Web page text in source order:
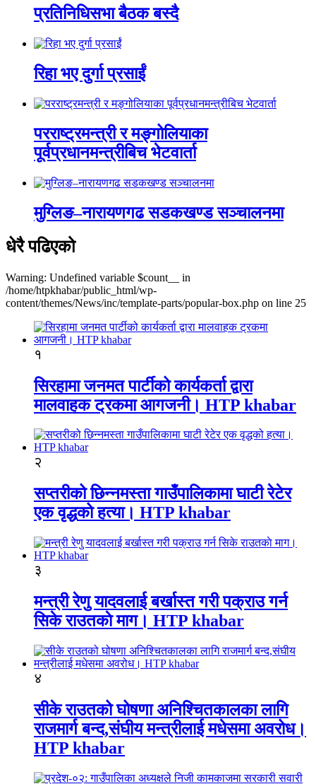
प्रतिनिधिसभा बैठक बस्दै
रिहा भए दुर्गा प्रसाईं
परराष्ट्रमन्त्री र मङ्गोलियाका
पूर्वप्रधानमन्त्रीबिच भेटवार्ता
मुग्लिङ–नारायणगढ सडकखण्ड सञ्चालनमा
धेरै पढिएको
Warning: Undefined variable $count__ in
/home/htpkhabar/public_html/wp-
content/themes/News/inc/template-parts/popular-box.php on line 25
१
सिरहामा जनमत पार्टीको कार्यकर्ता द्वारा
मालवाहक ट्रकमा आगजनी। HTP khabar
२
सप्तरीको छिन्नमस्ता गाउँपालिकामा घाटी रेटेर
एक वृद्धको हत्या। HTP khabar
३
मन्त्री रेणु यादवलाई बर्खास्त गरी पक्राउ गर्न
सिके राउतकाे माग। HTP khabar
४
सीके राउतको घोषणा अनिश्चितकालका लागि
राजमार्ग बन्द,संघीय मन्त्रीलाई मधेसमा अवरोध।
HTP khabar